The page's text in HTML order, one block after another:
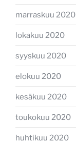
marraskuu 2020
lokakuu 2020
syyskuu 2020
elokuu 2020
kesäkuu 2020
toukokuu 2020
huhtikuu 2020